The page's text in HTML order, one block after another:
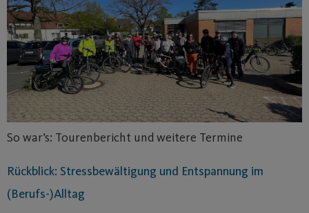
So war’s: Tourenbericht und weitere Termine
Rückblick: Stressbewältigung und Entspannung im
(Berufs-)Alltag